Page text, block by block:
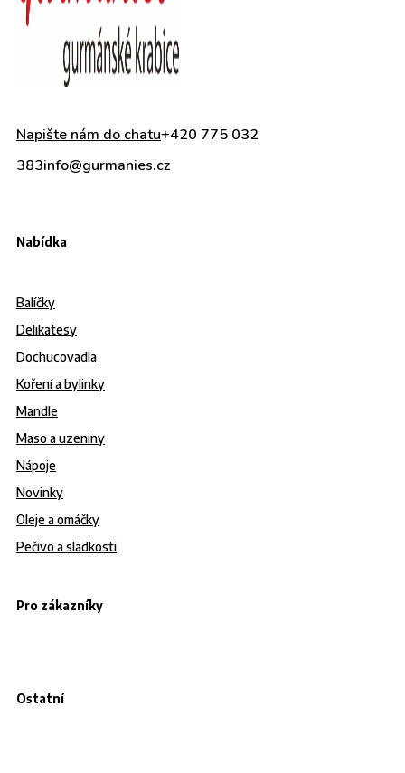
Napište nám do chatu+420 775 032
383info@gurmanies.cz
Nabídka
Balíčky
Delikatesy
Dochucovadla
Koření a bylinky
Mandle
Maso a uzeniny
Nápoje
Novinky
Oleje a omáčky
Pečivo a sladkosti
Pro zákazníky
Ostatní